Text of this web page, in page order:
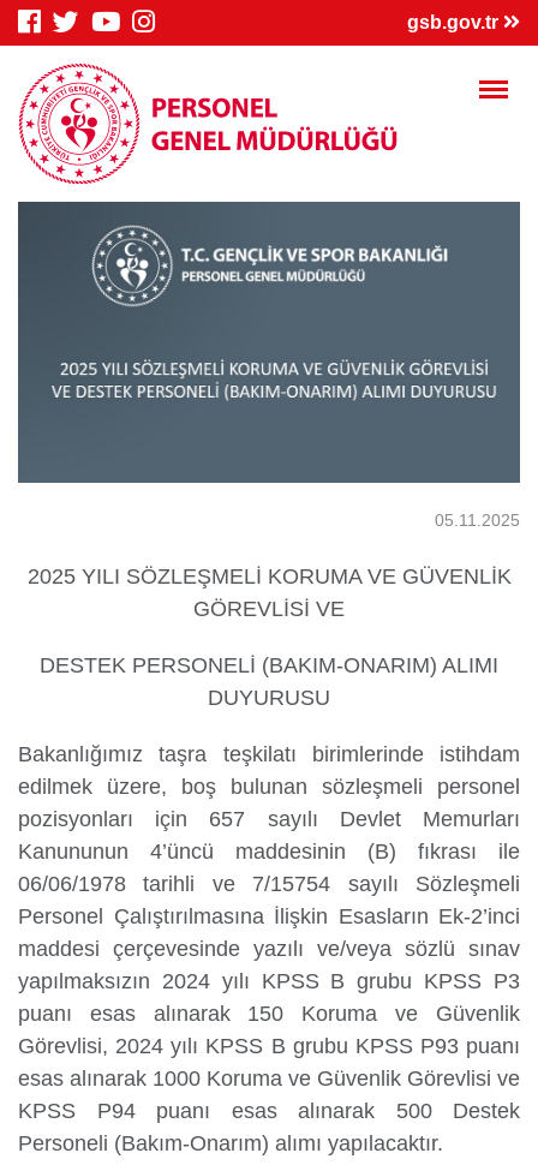
gsb.gov.tr
05.11.2025
2025 YILI SÖZLEŞMELİ KORUMA VE GÜVENLİK
GÖREVLİSİ VE
DESTEK PERSONELİ (BAKIM-ONARIM) ALIMI
DUYURUSU
Bakanlığımız taşra teşkilatı birimlerinde istihdam
edilmek üzere, boş bulunan sözleşmeli personel
pozisyonları için 657 sayılı Devlet Memurları
Kanununun 4’üncü maddesinin (B) fıkrası ile
06/06/1978 tarihli ve 7/15754 sayılı Sözleşmeli
Personel Çalıştırılmasına İlişkin Esasların Ek-2’inci
maddesi çerçevesinde yazılı ve/veya sözlü sınav
yapılmaksızın 2024 yılı KPSS B grubu KPSS P3
puanı esas alınarak 150 Koruma ve Güvenlik
Görevlisi, 2024 yılı KPSS B grubu KPSS P93 puanı
esas alınarak 1000 Koruma ve Güvenlik Görevlisi ve
KPSS P94 puanı esas alınarak 500 Destek
Personeli (Bakım-Onarım) alımı yapılacaktır.
×
Genç Bilgi
Sistemi
Spor Bilgi
Kredi/Yurt
Ödeme
Sorgula
Yattı mı?
Öğrenciler